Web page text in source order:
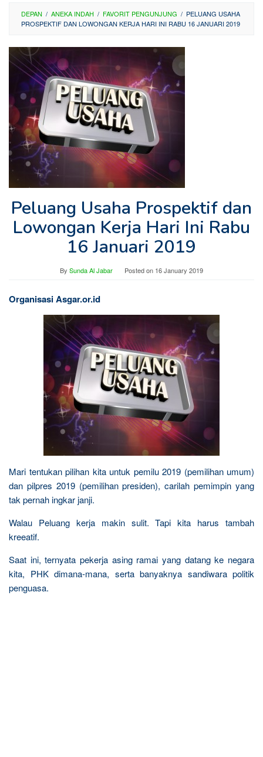
DEPAN / ANEKA INDAH / FAVORIT PENGUNJUNG / PELUANG USAHA
PROSPEKTIF DAN LOWONGAN KERJA HARI INI RABU 16 JANUARI 2019
Peluang Usaha Prospektif dan
Lowongan Kerja Hari Ini Rabu
16 Januari 2019
By Sunda Al Jabar Posted on 16 January 2019
Organisasi Asgar.or.id
Mari tentukan pilihan kita untuk pemilu 2019 (pemilihan umum)
dan pilpres 2019 (pemilihan presiden), carilah pemimpin yang
tak pernah ingkar janji.
Walau Peluang kerja makin sulit. Tapi kita harus tambah
kreeatif.
Saat ini, ternyata pekerja asing ramai yang datang ke negara
kita, PHK dimana-mana, serta banyaknya sandiwara politik
penguasa.